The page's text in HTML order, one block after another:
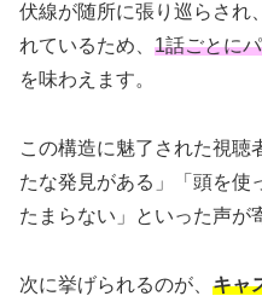
伏線が随所に張り巡らされ
れているため、 1話ごとに
を味わえます。
この構造に魅了された視聴
たな発見がある」「頭を使
たまらない」といった声が
次に挙げられるのが、 キャ